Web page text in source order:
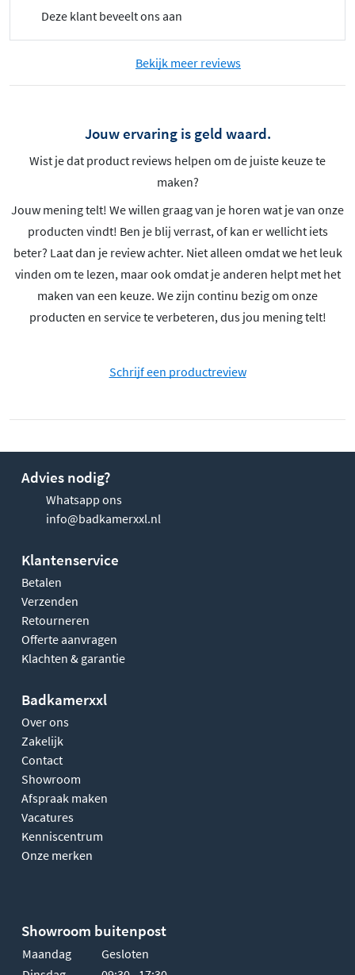
Deze klant beveelt ons aan
Bekijk meer reviews
Jouw ervaring is geld waard.
Wist je dat product reviews helpen om de juiste keuze te
maken?
Jouw mening telt! We willen graag van je horen wat je van onze
producten vindt! Ben je blij verrast, of kan er wellicht iets
beter? Laat dan je review achter. Niet alleen omdat we het leuk
vinden om te lezen, maar ook omdat je anderen helpt met het
maken van een keuze. We zijn continu bezig om onze
producten en service te verbeteren, dus jou mening telt!
Schrijf een productreview
Advies nodig?
Whatsapp ons
info@badkamerxxl.nl
Klantenservice
Betalen
Verzenden
Retourneren
Offerte aanvragen
Klachten & garantie
Badkamerxxl
Over ons
Zakelijk
Contact
Showroom
Afspraak maken
Vacatures
Kenniscentrum
Onze merken
Showroom buitenpost
Maandag
Gesloten